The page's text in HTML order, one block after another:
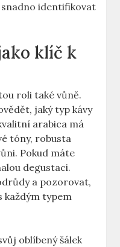
identifikovat
klíč k
roli také vůně.
jaký typ kávy
arabica má
tóny, robusta
Pokud máte
degustaci.
a pozorovat,
každým typem
oblíbený šálek